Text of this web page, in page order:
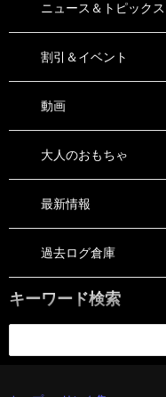
ニュース＆トピックス
割引＆イベント
動画
大人のおもちゃ
最新情報
過去ログ倉庫
キーワード検索